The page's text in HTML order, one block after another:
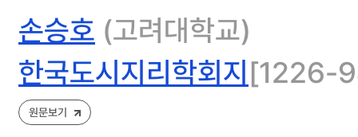
손승호 (고려대학교)
한국도시지리학회지[1226-
원문보기